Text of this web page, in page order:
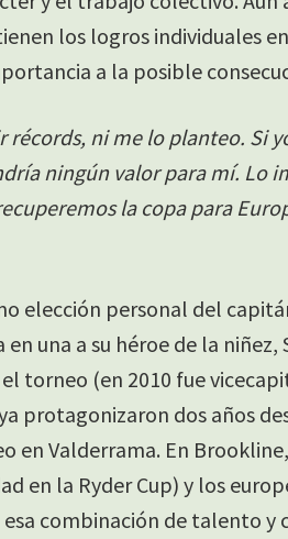
los logros individuales
a la posible
récords, ni me lo planteo. Si
ningún valor para mí. Lo
la copa para
elección personal del
una a su héroe de la
torneo (en 2010 fue
protagonizaron dos años
en Valderrama. En
en la Ryder Cup) y los
combinación de talento